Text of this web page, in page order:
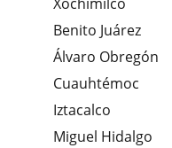
Benito Juárez
Álvaro Obregón
Cuauhtémoc
Iztacalco
Miguel Hidalgo